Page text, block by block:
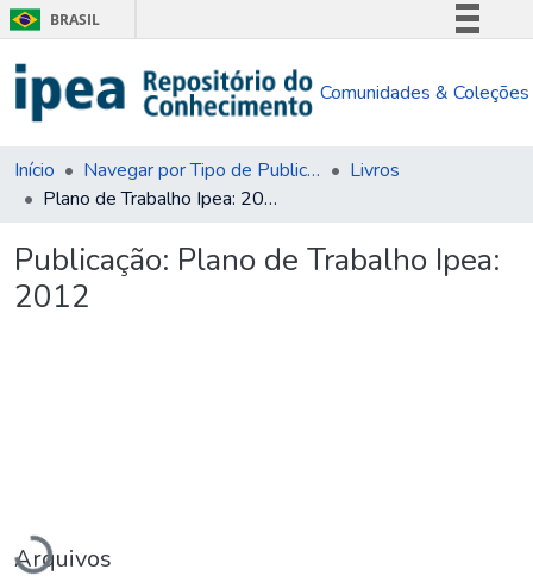
BRASIL
Comunica BR
Acesso à informação
Comunidades & Coleções
Início Navegar por Tipo de Publicação
Livros
Plano de Trabalho Ipea: 2012
Publicação: Plano de Trabalho Ipea:
2012
Carregando...
Arquivos